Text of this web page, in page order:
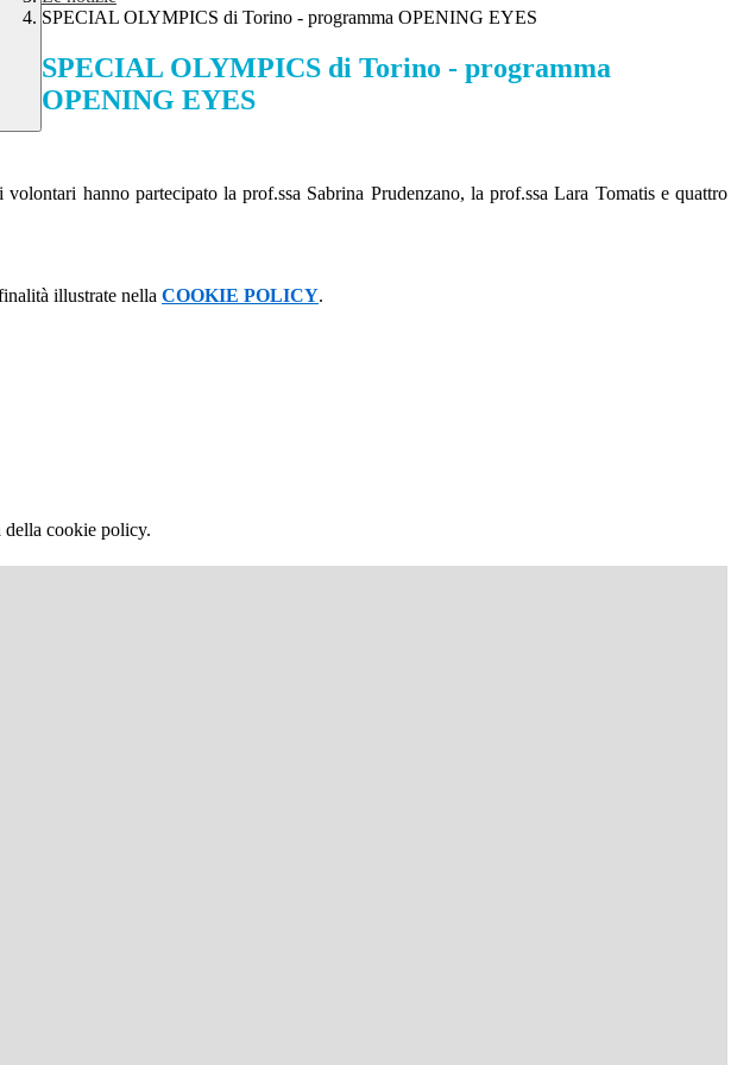
SPECIAL OLYMPICS di Torino - programma OPENING EYES
SPECIAL OLYMPICS di Torino - programma
OPENING EYES
hanno partecipato la prof.ssa Sabrina Prudenzano, la prof.ssa Lara Tomatis e quattro
illustrate nella COOKIE POLICY.
della cookie policy.